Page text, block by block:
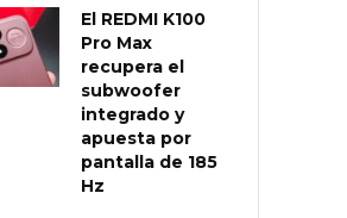
El REDMI K100
Pro Max
recupera el
subwoofer
integrado y
apuesta por
pantalla de 185
Hz